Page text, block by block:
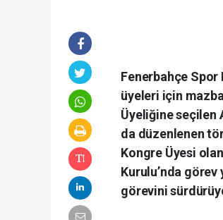
Fenerbahçe Spor
üyeleri için
Üyeliğine seçilen
da düzenlenen
Kongre Üyesi
Kurulu’nda
görevini